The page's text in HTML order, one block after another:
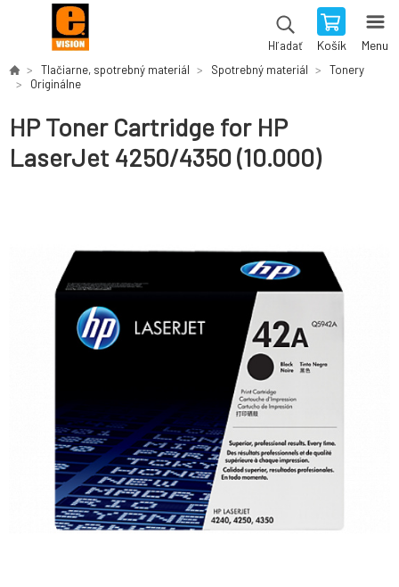
Hľadať Košík Menu
Tlačiarne, spotrebný materiál Spotrebný materiál
Tonery
Originálne
HP Toner Cartridge for HP
LaserJet 4250/4350 (10.000)